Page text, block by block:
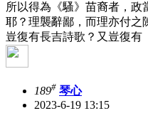
所以得為《騷》苗裔者，政
耶？理襲辭鄙，而理亦付之
豈復有長吉詩歌？又豈復有
189# 琴心
2023-6-19 13:15